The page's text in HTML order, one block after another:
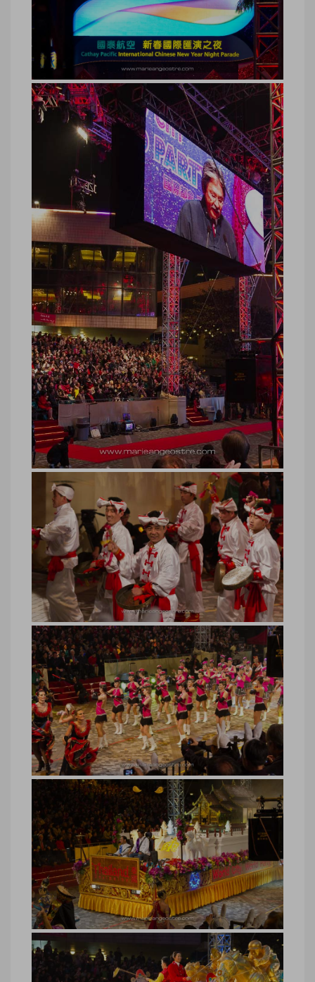
Hong Kong, défilé nouvel an chinois
© Marie-Ange Ostre
Hong Kong, défilé nouvel an chinois ©
Marie-Ange Ostre
Hong Kong, défilé nouvel an chinois
© Marie-Ange Ostre
Hong Kong, défilé nouvel an chinois ©
Marie-Ange Ostre
Hong Kong, défilé nouvel an chinois
© Marie-Ange Ostre
Hong Kong, défilé nouvel an chinois ©
Marie-Ange Ostre
Hong Kong, défilé nouvel an chinois
© Marie-Ange Ostre
Hong Kong, défilé nouvel an chinois ©
Marie-Ange Ostre